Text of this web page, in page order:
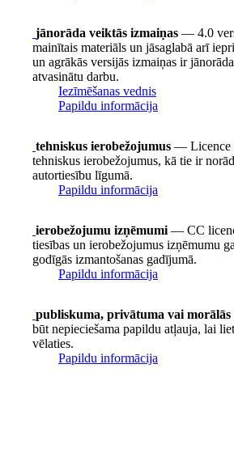
jānorāda veiktās izmaiņas — 4.0
mainītais materiāls un jāsaglabā arī
un agrākās versijās izmaiņas ir
atvasinātu darbu.
Iezīmēšanas vednis
Papildu informācija
tehniskus ierobežojumus — Licence
tehniskus ierobežojumus, kā tie ir
autortiesību līgumā.
Papildu informācija
ierobežojumu izņēmumi — CC
tiesības un ierobežojumus izņēmumu
godīgās izmantošanas gadījumā.
Papildu informācija
publiskuma, privātuma vai morālās
būt nepieciešama papildu atļauja, lai
vēlaties.
Papildu informācija